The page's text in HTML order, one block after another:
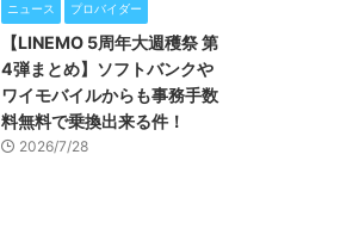
ニュース プロバイダー
【LINEMO 5周年大週穫祭 第
4弾まとめ】ソフトバンクや
ワイモバイルからも事務手数
料無料で乗換出来る件！
2026/7/28